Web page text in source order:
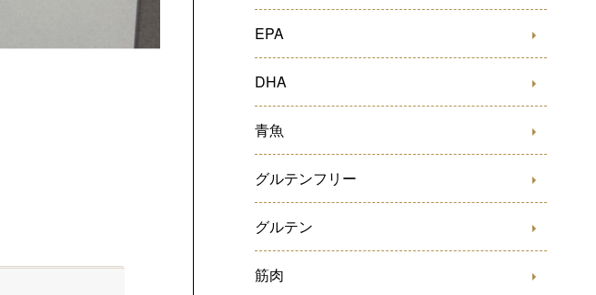
EPA
DHA
青魚
グルテンフリー
グルテン
筋肉